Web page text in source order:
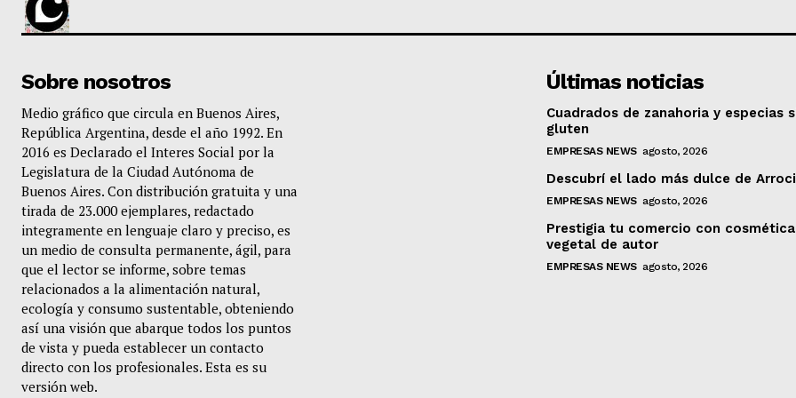
Sobre nosotros
Medio gráfico que circula en Buenos Aires,
República Argentina, desde el año 1992. En
2016 es Declarado el Interes Social por la
Legislatura de la Ciudad Autónoma de
Buenos Aires. Con distribución gratuita y una
tirada de 23.000 ejemplares, redactado
integramente en lenguaje claro y preciso, es
un medio de consulta permanente, ágil, para
que el lector se informe, sobre temas
relacionados a la alimentación natural,
ecología y consumo sustentable, obteniendo
así una visión que abarque todos los puntos
de vista y pueda establecer un contacto
directo con los profesionales. Esta es su
versión web.
Últimas noticias
Cuadrados de zanahoria y especias
gluten
EMPRESAS NEWS agosto, 2026
Descubrí el lado más dulce de
EMPRESAS NEWS agosto, 2026
Prestigia tu comercio con cosmética
vegetal de autor
EMPRESAS NEWS agosto, 2026